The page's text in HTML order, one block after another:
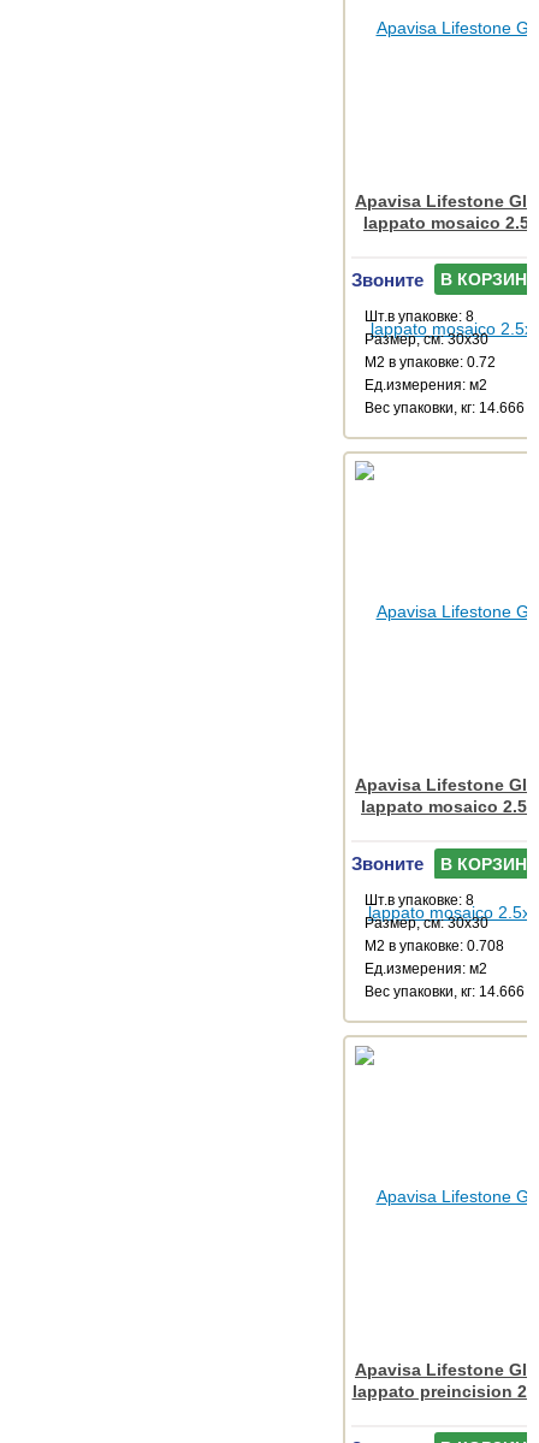
Apavisa Lifestone
lappato mosaico
Звоните В КОРЗИНУ
Шт.в упаковке: 8
Размер, см: 30x30
М2 в упаковке: 0.72
Ед.измерения: м2
Веc упаковки, кг: 14.666
Apavisa Lifestone
lappato mosaico
Звоните В КОРЗИНУ
Шт.в упаковке: 8
Размер, см: 30x30
М2 в упаковке: 0.708
Ед.измерения: м2
Веc упаковки, кг: 14.666
Apavisa Lifestone
lappato preincision